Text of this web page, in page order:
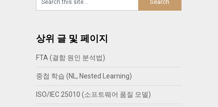
상위 글 및 페이지
FTA (결함 원인 분석법)
중첩 학습 (NL, Nested Learning)
ISO/IEC 25010 (소프트웨어 품질 모델)